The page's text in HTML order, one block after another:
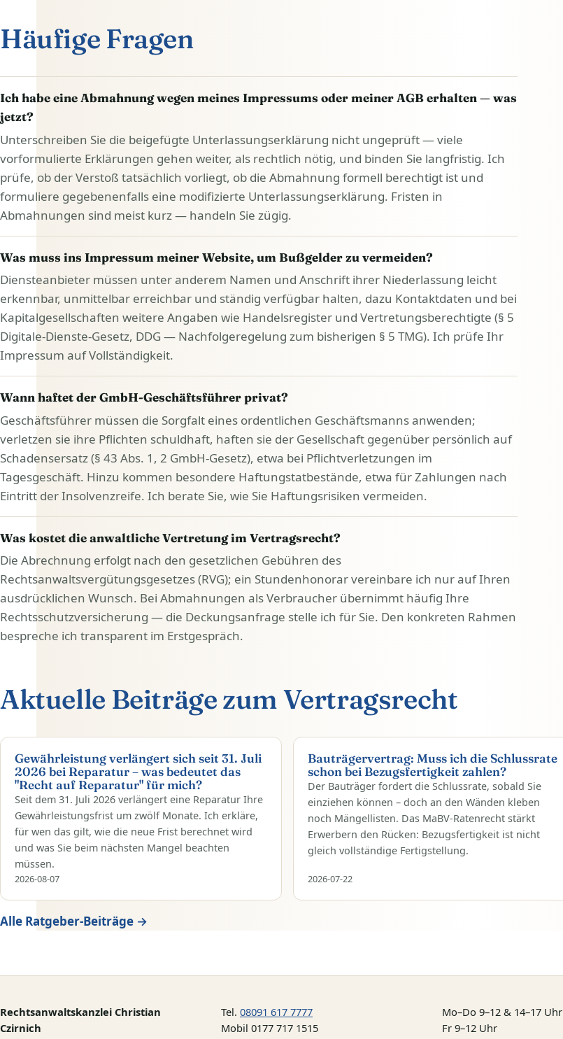
Häufige Fragen
Ich habe eine Abmahnung wegen meines Impressums oder meiner AGB erhalten — was
jetzt?
Unterschreiben Sie die beigefügte Unterlassungserklärung nicht ungeprüft — viele
vorformulierte Erklärungen gehen weiter, als rechtlich nötig, und binden Sie langfristig. Ich
prüfe, ob der Verstoß tatsächlich vorliegt, ob die Abmahnung formell berechtigt ist und
formuliere gegebenenfalls eine modifizierte Unterlassungserklärung. Fristen in
Abmahnungen sind meist kurz — handeln Sie zügig.
Was muss ins Impressum meiner Website, um Bußgelder zu vermeiden?
Diensteanbieter müssen unter anderem Namen und Anschrift ihrer Niederlassung leicht
erkennbar, unmittelbar erreichbar und ständig verfügbar halten, dazu Kontaktdaten und bei
Kapitalgesellschaften weitere Angaben wie Handelsregister und Vertretungsberechtigte (§ 5
Digitale-Dienste-Gesetz, DDG — Nachfolgeregelung zum bisherigen § 5 TMG). Ich prüfe Ihr
Impressum auf Vollständigkeit.
Wann haftet der GmbH-Geschäftsführer privat?
Geschäftsführer müssen die Sorgfalt eines ordentlichen Geschäftsmanns anwenden;
verletzen sie ihre Pflichten schuldhaft, haften sie der Gesellschaft gegenüber persönlich auf
Schadensersatz (§ 43 Abs. 1, 2 GmbH-Gesetz), etwa bei Pflichtverletzungen im
Tagesgeschäft. Hinzu kommen besondere Haftungstatbestände, etwa für Zahlungen nach
Eintritt der Insolvenzreife. Ich berate Sie, wie Sie Haftungsrisiken vermeiden.
Was kostet die anwaltliche Vertretung im Vertragsrecht?
Die Abrechnung erfolgt nach den gesetzlichen Gebühren des
Rechtsanwaltsvergütungsgesetzes (RVG); ein Stundenhonorar vereinbare ich nur auf Ihren
ausdrücklichen Wunsch. Bei Abmahnungen als Verbraucher übernimmt häufig Ihre
Rechtsschutzversicherung — die Deckungsanfrage stelle ich für Sie. Den konkreten Rahmen
bespreche ich transparent im Erstgespräch.
Aktuelle Beiträge zum Vertragsrecht
Gewährleistung verlängert sich seit 31. Juli
2026 bei Reparatur – was bedeutet das
"Recht auf Reparatur" für mich?
Seit dem 31. Juli 2026 verlängert eine Reparatur Ihre
Gewährleistungsfrist um zwölf Monate. Ich erkläre,
für wen das gilt, wie die neue Frist berechnet wird
und was Sie beim nächsten Mangel beachten
müssen.
2026-08-07
Bauträgervertrag: Muss ich die Schlussrate
schon bei Bezugsfertigkeit zahlen?
Der Bauträger fordert die Schlussrate, sobald Sie
einziehen können – doch an den Wänden kleben
noch Mängellisten. Das MaBV-Ratenrecht stärkt
Erwerbern den Rücken: Bezugsfertigkeit ist nicht
gleich vollständige Fertigstellung.
2026-07-22
Alle Ratgeber-Beiträge →
Rechtsanwaltskanzlei Christian
Czirnich
Tel. 08091 617 7777
Mobil 0177 717 1515
Mo–Do 9–12 & 14–17 Uhr
Fr 9–12 Uhr